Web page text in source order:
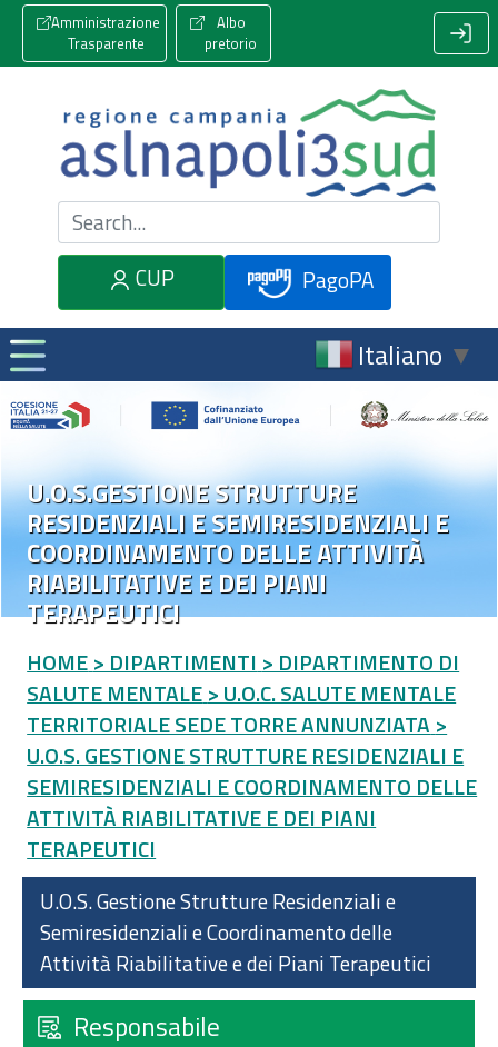
Amministrazione
Trasparente
Albo
pretorio
Cerca nel sito
CUP
PagoPA
Italiano ▼
U.O.S.GESTIONE STRUTTURE
RESIDENZIALI E SEMIRESIDENZIALI E
COORDINAMENTO DELLE ATTIVITÀ
RIABILITATIVE E DEI PIANI
TERAPEUTICI
HOME > DIPARTIMENTI > DIPARTIMENTO DI
SALUTE MENTALE > U.O.C. SALUTE MENTALE
TERRITORIALE SEDE TORRE ANNUNZIATA >
U.O.S. GESTIONE STRUTTURE RESIDENZIALI E
SEMIRESIDENZIALI E COORDINAMENTO DELLE
ATTIVITÀ RIABILITATIVE E DEI PIANI
TERAPEUTICI
U.O.S. Gestione Strutture Residenziali e
Semiresidenziali e Coordinamento delle
Attività Riabilitative e dei Piani Terapeutici
Responsabile